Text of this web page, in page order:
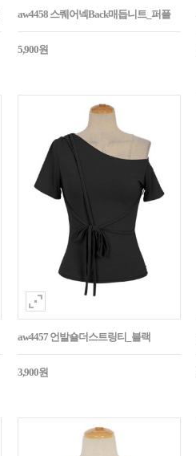
aw4458 스퀘어넥Back매듭니트_퍼플
5,900원
aw4457 언발숄더스트링티_블랙
3,900원